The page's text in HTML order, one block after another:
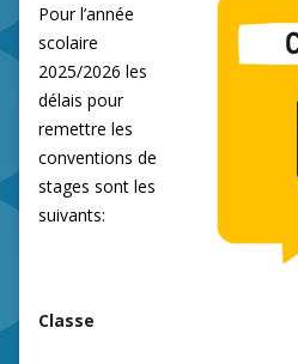
Pour l’année
scolaire
2025/2026 les
délais pour
remettre les
conventions de
stages sont les
suivants:
Classe